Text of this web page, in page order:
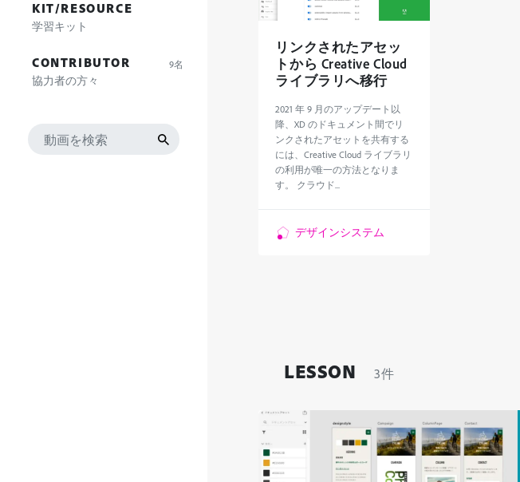
KIT/RESOURCE
学習キット
CONTRIBUTOR
協力者の方々
9名
リンクされたアセッ
トから Creative Cloud
ライブラリへ移行
2021 年 9 月のアップデート以
降、XD のドキュメント間でリ
ンクされたアセットを共有する
には、Creative Cloud ライブラリ
の利用が唯一の方法となりま
す。 クラウド...
デザインシステム
LESSON 3件